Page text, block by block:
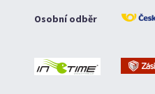
Osobní odběr